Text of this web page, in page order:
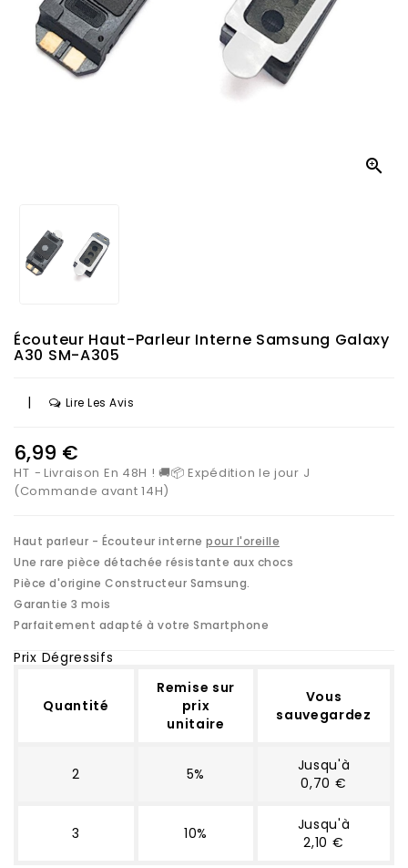

Écouteur Haut-Parleur Interne Samsung Galaxy
A30 SM-A305
| Lire Les Avis
6,99 €
HT
Livraison En 48H ! 🚚📦 Expédition le jour J
(Commande avant 14H)
Haut parleur - Écouteur interne pour l'oreille
Une rare pièce détachée résistante aux chocs
Pièce d'origine Constructeur Samsung.
Garantie 3 mois
Parfaitement adapté à votre Smartphone
Prix Dégressifs
Quantité
Remise sur
prix
unitaire
Vous
sauvegardez
2 5%
Jusqu'à
0,70 €
3 10%
Jusqu'à
2,10 €